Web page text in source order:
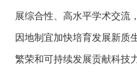
展综合性、高水平学术交流
因地制宜加快培育发展新质
繁荣和可持续发展贡献科技